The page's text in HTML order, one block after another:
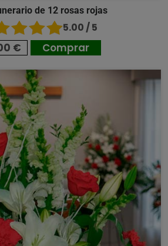
de 12 rosas rojas
5.00 / 5
€ Comprar